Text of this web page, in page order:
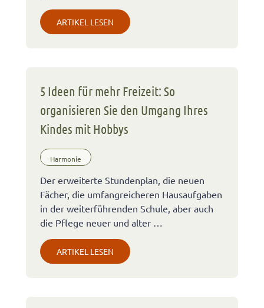
ARTIKEL LESEN
5 Ideen für mehr Freizeit: So
organisieren Sie den Umgang Ihres
Kindes mit Hobbys
Harmonie
Der erweiterte Stundenplan, die neuen
Fächer, die umfangreicheren Hausaufgaben
in der weiterführenden Schule, aber auch
die Pflege neuer und alter …
ARTIKEL LESEN